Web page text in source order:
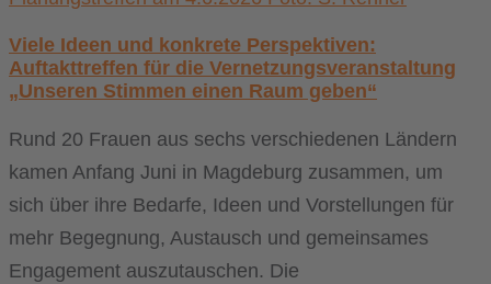
Viele Ideen und konkrete Perspektiven:
Auftakttreffen für die Vernetzungsveranstaltung
„Unseren Stimmen einen Raum geben“
Rund 20 Frauen aus sechs verschiedenen Ländern
kamen Anfang Juni in Magdeburg zusammen, um
sich über ihre Bedarfe, Ideen und Vorstellungen für
mehr Begegnung, Austausch und gemeinsames
Engagement auszutauschen. Die